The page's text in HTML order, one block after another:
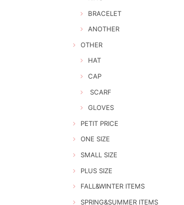
BRACELET
ANOTHER
OTHER
HAT
CAP
SCARF
GLOVES
PETIT PRICE
ONE SIZE
SMALL SIZE
PLUS SIZE
FALL&WINTER ITEMS
SPRING&SUMMER ITEMS